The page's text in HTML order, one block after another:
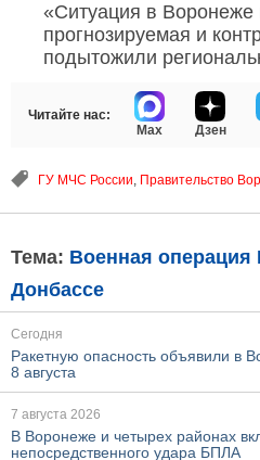
«Ситуация в Воронеже
прогнозируемая и
подытожили
Читайте нас:
Max
Дзен
ГУ МЧС России, Правительство
Тема: Военная операция
Донбассе
Сегодня
Ракетную опасность объявили в
8 августа
7 августа 2026
В Воронеже и четырех районах
непосредственного удара БПЛА